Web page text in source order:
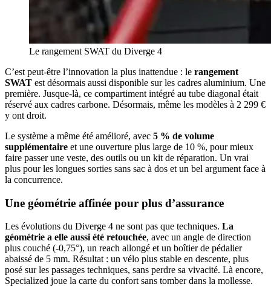
Le rangement SWAT du Diverge 4
C’est peut-être l’innovation la plus inattendue : le rangement
SWAT est désormais aussi disponible sur les cadres aluminium. Une
première. Jusque-là, ce compartiment intégré au tube diagonal était
réservé aux cadres carbone. Désormais, même les modèles à 2 299 €
y ont droit.
Le système a même été amélioré, avec 5 % de volume
supplémentaire et une ouverture plus large de 10 %, pour mieux
faire passer une veste, des outils ou un kit de réparation. Un vrai
plus pour les longues sorties sans sac à dos et un bel argument face à
la concurrence.
Une géométrie affinée pour plus d’assurance
Les évolutions du Diverge 4 ne sont pas que techniques. La
géométrie a elle aussi été retouchée, avec un angle de direction
plus couché (-0,75°), un reach allongé et un boîtier de pédalier
abaissé de 5 mm. Résultat : un vélo plus stable en descente, plus
posé sur les passages techniques, sans perdre sa vivacité. Là encore,
Specialized joue la carte du confort sans tomber dans la mollesse.